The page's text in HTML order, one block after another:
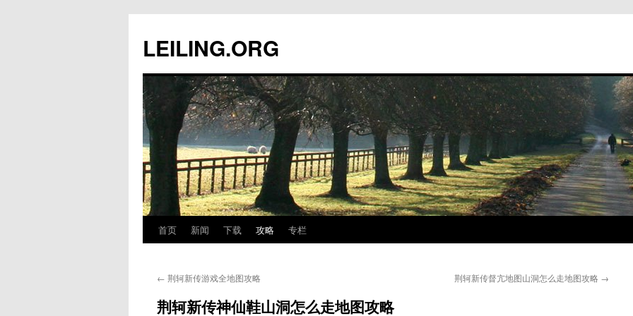
文
LEILING.ORG
首页 新闻 下载 攻略 专栏
← 荆轲新传游戏全地图攻略 荆轲新传督亢地图山洞怎么走地图攻略 →
荆轲新传神仙鞋山洞怎么走地图攻略